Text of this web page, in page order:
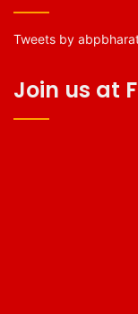
Tweets by
Join us at